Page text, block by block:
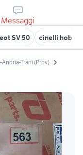
Messaggi
SV 50 cinelli
Andria-Trani (Prov)